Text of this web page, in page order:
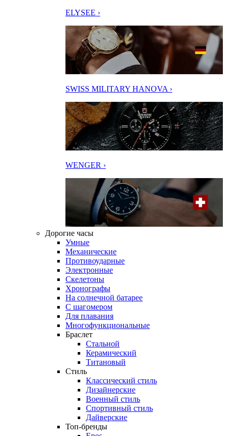
ELYSEE ›
SWISS MILITARY HANOVA ›
WENGER ›
Дорогие часы
Умные
Механические
Противоударные
Электронные
Скелетоны
Хронографы
На солнечной батарее
С шагомером
Для плавания
Многофункциональные
Браслет
Стальной
Керамический
Титановый
Стиль
Классический стиль
Дизайнерские
Военный стиль
Спортивный стиль
Дайверские
Топ-бренды